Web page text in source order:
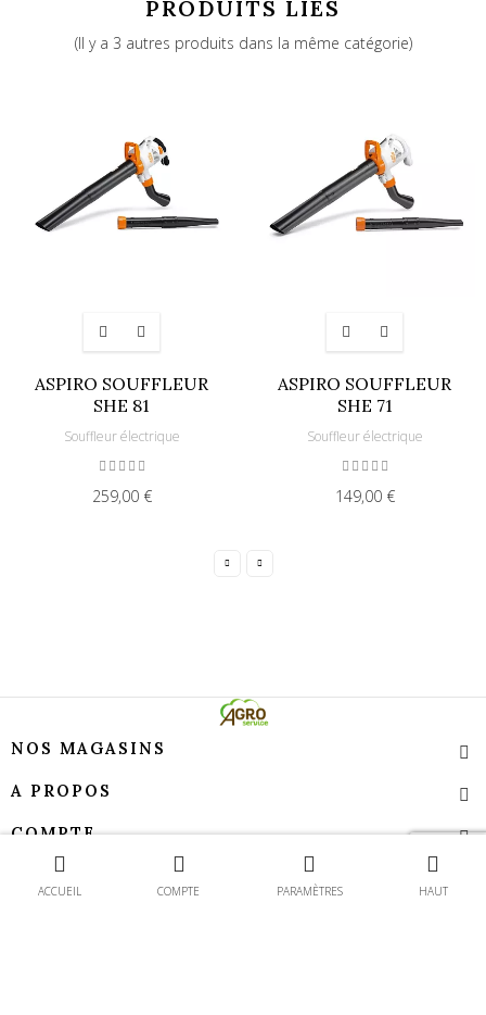
ACCUEIL COMPTE PARAMÈTRES HAUT
PRODUITS LIÉS
(Il y a 3 autres produits dans la même catégorie)
ASPIRO SOUFFLEUR
SHE 81
Souffleur électrique
259,00 €
ASPIRO SOUFFLEUR
SHE 71
Souffleur électrique
149,00 €
NOS MAGASINS
A PROPOS
COMPTE
TEMPS D’OUVERTURE Contact